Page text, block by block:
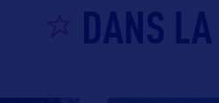
DANS